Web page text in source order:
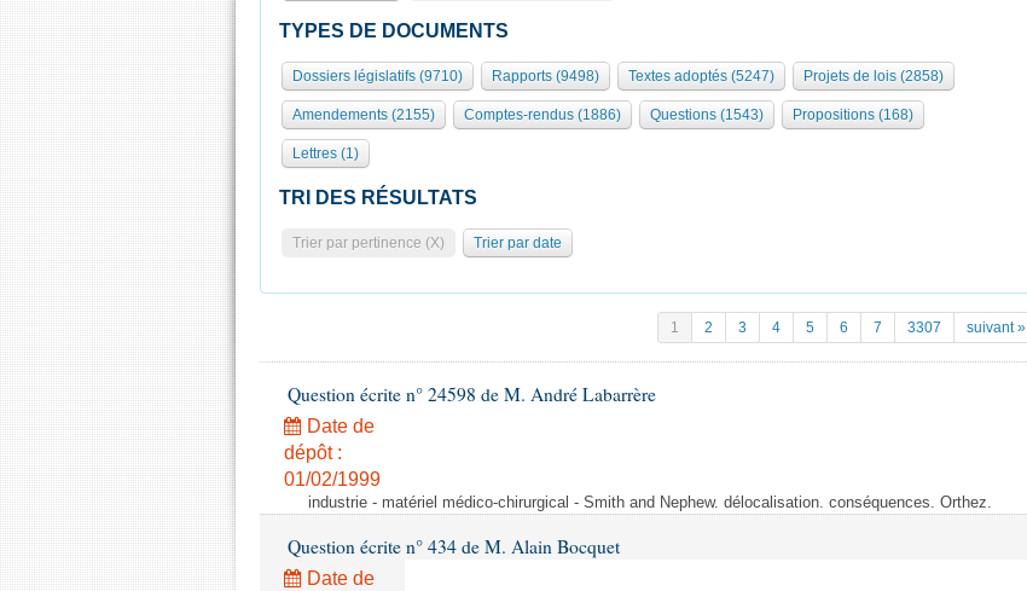
TYPES DE DOCUMENTS
Dossiers législatifs (9710) Rapports (9498) Textes adoptés (5247) Projets de lois (2858)
Amendements (2155) Comptes-rendus (1886) Questions (1543) Propositions (168)
Lettres (1)
TRI DES RÉSULTATS
Trier par pertinence (X) Trier par date
1 2 3 4 5 6 7 3307 suivant »
Question écrite n° 24598 de M. André Labarrère
Date de
dépôt :
01/02/1999
industrie - matériel médico-chirurgical - Smith and Nephew. délocalisation. conséquences. Orthez.
Question écrite n° 434 de M. Alain Bocquet
Date de